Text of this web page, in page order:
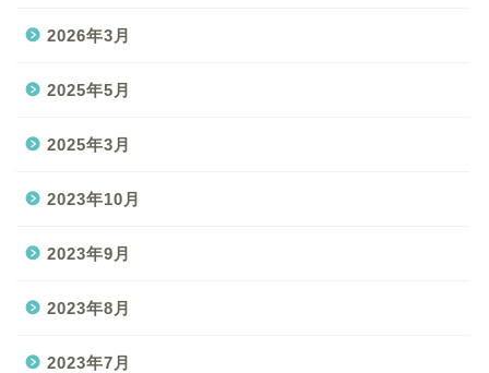
2026年3月
2025年5月
2025年3月
2023年10月
2023年9月
2023年8月
2023年7月